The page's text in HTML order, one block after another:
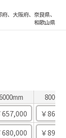
、大阪府、奈良県、
和歌山県
657,000 ￥
680,000 ￥